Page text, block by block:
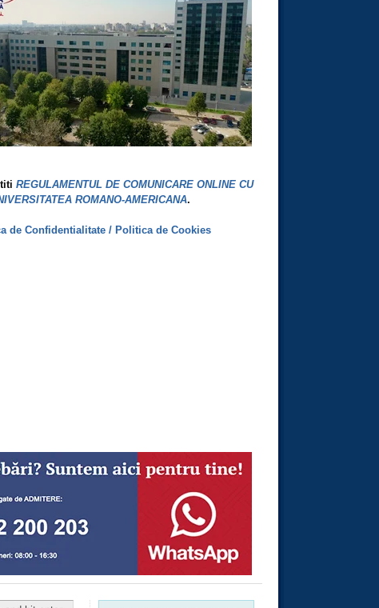
REGULAMENTUL DE COMUNICARE ONLINE CU
ROMANO-AMERICANA.
de Confidentialitate / Politica de Cookies